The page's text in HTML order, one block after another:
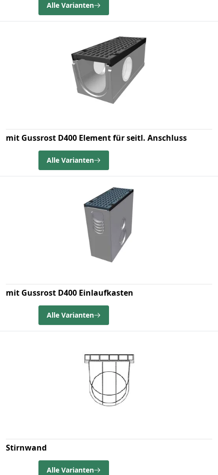
Alle Varianten
mit Gussrost D400 Element für seitl. Anschluss
Alle Varianten
mit Gussrost D400 Einlaufkasten
Alle Varianten
Stirnwand
Alle Varianten